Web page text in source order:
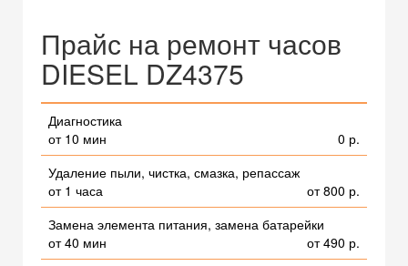
Прайс на ремонт часов
DIESEL DZ4375
Диагностика
от 10 мин
0 р.
Удаление пыли, чистка, смазка, репассаж
от 1 часа
от 800 р.
Замена элемента питания, замена батарейки
от 40 мин
от 490 р.